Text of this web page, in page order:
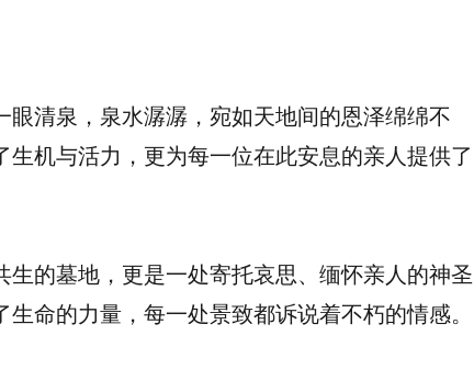
清泉，泉水潺潺，宛如天地间的恩泽绵绵不
机与活力，更为每一位在此安息的亲人提供了
的墓地，更是一处寄托哀思、缅怀亲人的神圣
命的力量，每一处景致都诉说着不朽的情感。